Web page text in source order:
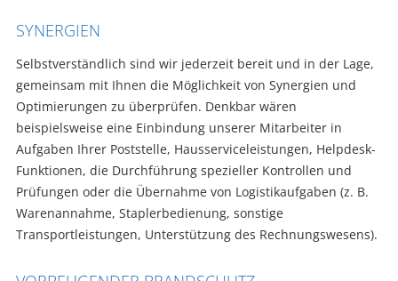
SYNERGIEN
Selbstverständlich sind wir jederzeit bereit und in der Lage,
gemeinsam mit Ihnen die Möglichkeit von Synergien und
Optimierungen zu überprüfen. Denkbar wären
beispielsweise eine Einbindung unserer Mitarbeiter in
Aufgaben Ihrer Poststelle, Hausserviceleistungen, Helpdesk-
Funktionen, die Durchführung spezieller Kontrollen und
Prüfungen oder die Übernahme von Logistikaufgaben (z. B.
Warenannahme, Staplerbedienung, sonstige
Transportleistungen, Unterstützung des Rechnungswesens).